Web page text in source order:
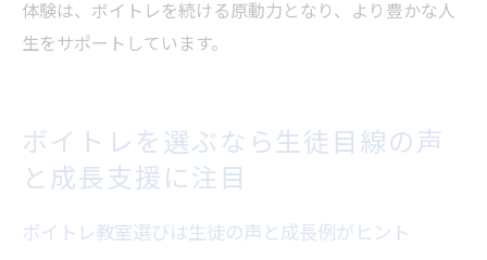
体験は、ボイトレを続ける原動力となり、より豊かな人
生をサポートしています。
ボイトレを選ぶなら生徒目線の声
と成長支援に注目
ボイトレ教室選びは生徒の声と成長例がヒント